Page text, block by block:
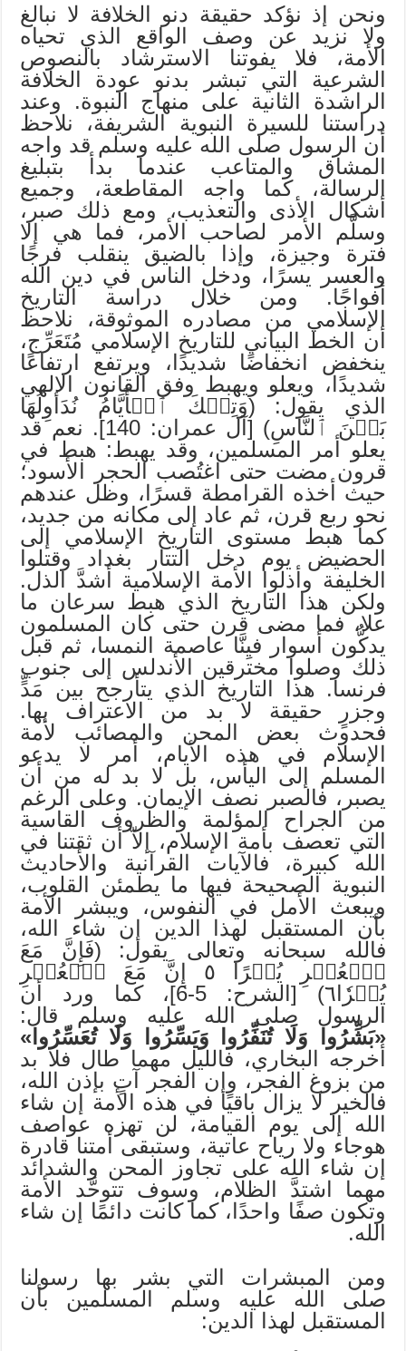
ونحن إذ نؤكد حقيقة دنو الخلافة لا نبالغ
ولا نزيد عن وصف الواقع الذي تحياه
الأمة، فلا يفوتنا الاسترشاد بالنصوص
الشرعية التي تبشر بدنو عودة الخلافة
الراشدة الثانية على منهاج النبوة. وعند
دراستنا للسيرة النبوية الشريفة، نلاحظ
أن الرسول صلى الله عليه وسلم قد واجه
المشاق والمتاعب عندما بدأ بتبليغ
الرسالة، كما واجه المقاطعة، وجميع
أشكال الأذى والتعذيب، ومع ذلك صبر،
وسلَّم الأمر لصاحب الأمر، فما هي إلا
فترة وجيزة، وإذا بالضيق ينقلب فرجًا
والعسر يسرًا، ودخل الناس في دين الله
أفواجًا. ومن خلال دراسة التاريخ
الإسلامي من مصادره الموثوقة، نلاحظ
أن الخط البياني للتاريخ الإسلامي مُتَعَرِّج،
ينخفض انخفاضًا شديدًا، ويرتفع ارتفاعًا
شديدًا، ويعلو ويهبط وفق القانون الإلهي
الذي يقول: (وَتِلۡكَ ٱلۡأَيَّامُ نُدَاوِلُهَا
بَيۡنَ ٱلنَّاسِ) [آل عمران: 140]. نعم قد
يعلو أمر المسلمين، وقد يهبط: هبط في
قرون مضت حتى اغتُصب الحجر الأسود؛
حيث أخذه القرامطة قسرًا، وظل عندهم
نحو ربع قرن، ثم عاد إلى مكانه من جديد،
كما هبط مستوى التاريخ الإسلامي إلى
الحضيض يوم دخل التتار بغداد وقتلوا
الخليفة وأذلوا الأمة الإسلامية أشدَّ الذل.
ولكن هذا التاريخ الذي هبط سرعان ما
علا، فما مضى قرن حتى كان المسلمون
يدكُّون أسوار فيِنَّا عاصمة النمسا، ثم قبل
ذلك وصلوا مخترقين الأندلس إلى جنوب
فرنسا. هذا التاريخ الذي يتأرجح بين مَدٍّ
وجزرٍ حقيقة لا بد من الاعتراف بها.
فحدوث بعض المحن والمصائب لأمة
الإسلام في هذه الأيام، أمر لا يدعو
المسلم إلى اليأس، بل لا بد له من أن
يصبر، فالصبر نصف الإيمان. وعلى الرغم
من الجراح المؤلمة والظروف القاسية
التي تعصف بأمة الإسلام، إلاّ أن ثقتنا في
الله كبيرة، فالآيات القرآنية والأحاديث
النبوية الصحيحة فيها ما يطمئن القلوب،
ويبعث الأمل في النفوس، ويبشر الأمة
بأن المستقبل لهذا الدين إن شاء الله،
فالله سبحانه وتعالى يقول: (فَإِنَّ مَعَ
ٱلۡعُسۡرِ يُسۡرًا ٥ إِنَّ مَعَ ٱلۡعُسۡرِ
يُسۡرٗا٦) [الشرح: 5-6]، كما ورد أن
الرسول صلى الله عليه وسلم قال:
«بَشِّرُوا وَلَا تُنَفِّرُوا وَيَسِّرُوا وَلَا تُعَسِّرُوا»
أخرجه البخاري، فالليل مهما طال فلا بد
من بزوغ الفجر، وإن الفجر آتٍ بإذن الله،
فالخير لا يزال باقيًا في هذه الأمة إن شاء
الله إلى يوم القيامة، لن تهزه عواصف
هوجاء ولا رياح عاتية، وستبقى أمتنا قادرة
إن شاء الله على تجاوز المحن والشدائد
مهما اشتدَّ الظلام، وسوف تتوحَّد الأمة
وتكون صفًا واحدًا، كما كانت دائمًا إن شاء
الله.
ومن المبشرات التي بشر بها رسولنا
صلى الله عليه وسلم المسلمين بأن
المستقبل لهذا الدين: